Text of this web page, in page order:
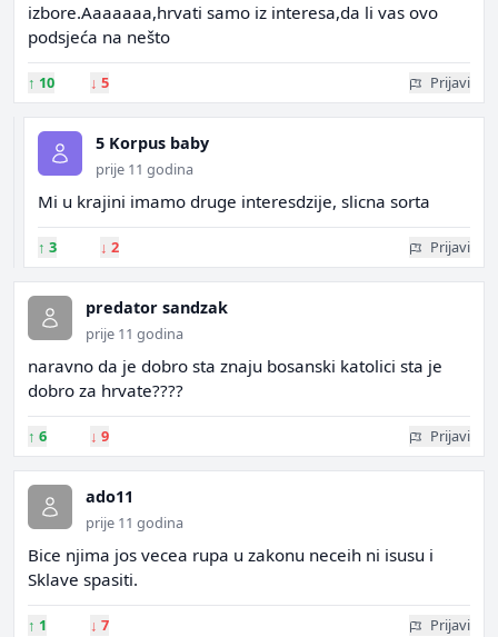
izbore.Aaaaaaa,hrvati samo iz interesa,da li vas ovo
podsjeća na nešto
↑ 10 ↓ 5 Prijavi
5 Korpus baby
prije 11 godina
Mi u krajini imamo druge interesdzije, slicna sorta
↑ 3 ↓ 2 Prijavi
predator sandzak
prije 11 godina
naravno da je dobro sta znaju bosanski katolici sta je
dobro za hrvate????
↑ 6 ↓ 9 Prijavi
ado11
prije 11 godina
Bice njima jos vecea rupa u zakonu neceih ni isusu i
Sklave spasiti.
↑ 1 ↓ 7 Prijavi